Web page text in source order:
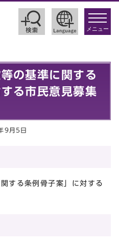
toggle
メニュー
の基準に関する
る市民意見募集
9月5日
する条例骨子案」に対する